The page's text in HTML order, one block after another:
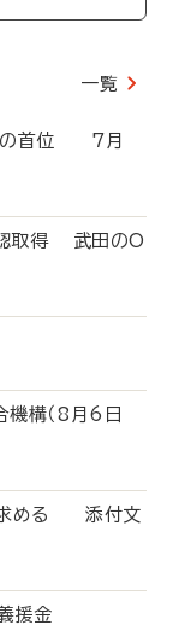
一覧
の首位 7月
認取得 武田のO
機構（8月6日
求める 添付文
義援金